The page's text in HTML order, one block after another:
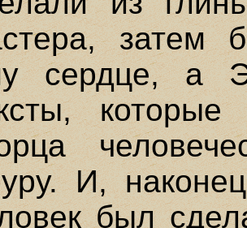
затем
сердце, а
И,
был